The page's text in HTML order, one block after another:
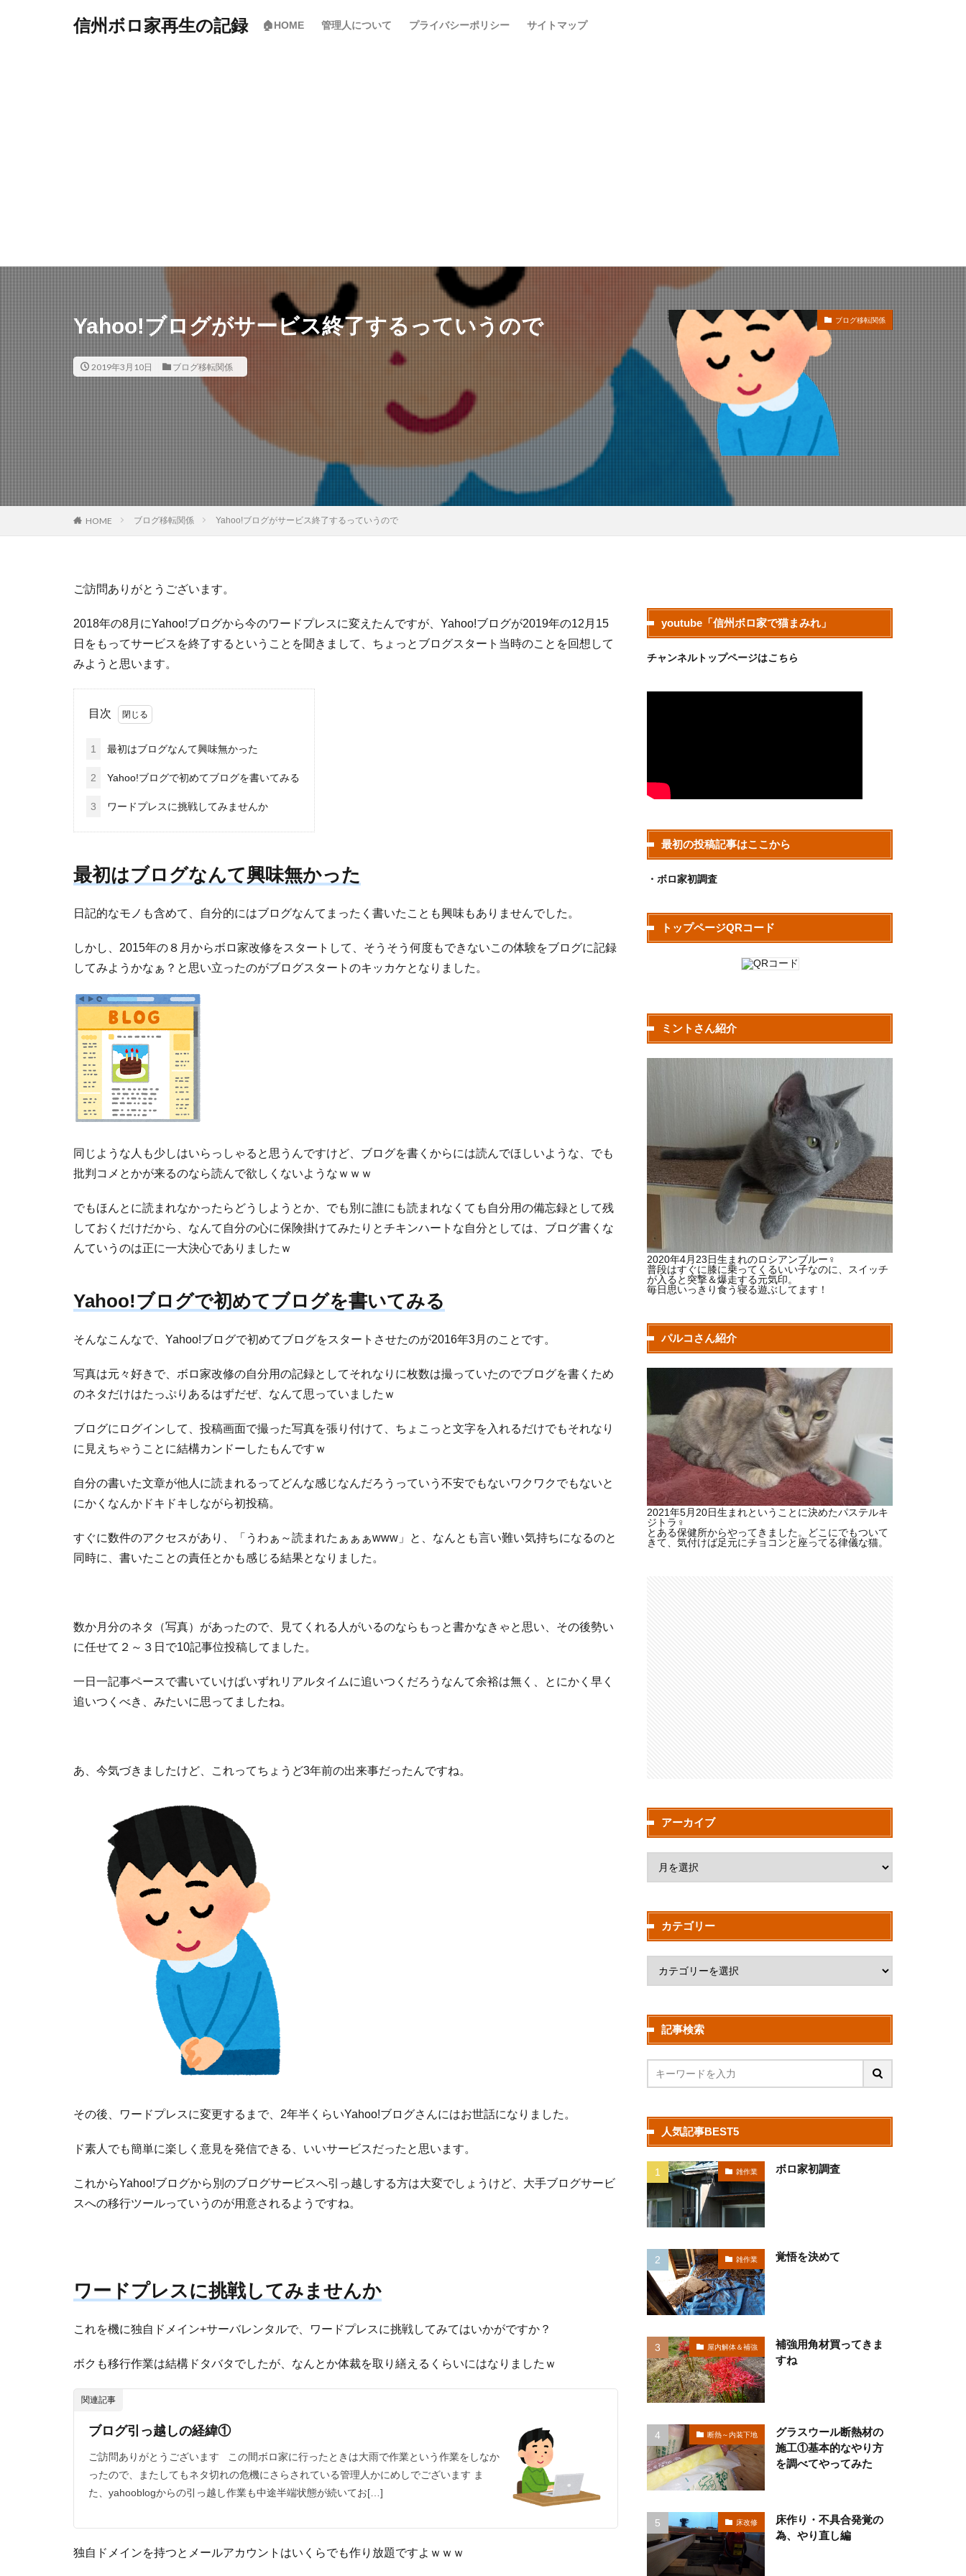
信州ボロ家再生の記録 🏠HOME 管理人について プライバシーポリシー サイトマップ
Yahoo!ブログがサービス終了するっていうので
2019年3月10日 ブログ移転関係
ブログ移転関係
HOME ブログ移転関係 Yahoo!ブログがサービス終了するっていうので
ご訪問ありがとうございます。
2018年の8月にYahoo!ブログから今のワードプレスに変えたんですが、Yahoo!ブログが2019年の12月15
日をもってサービスを終了するということを聞きまして、ちょっとブログスタート当時のことを回想して
みようと思います。
目次
1 最初はブログなんて興味無かった
2 Yahoo!ブログで初めてブログを書いてみる
3 ワードプレスに挑戦してみませんか
最初はブログなんて興味無かった
日記的なモノも含めて、自分的にはブログなんてまったく書いたことも興味もありませんでした。
しかし、2015年の８月からボロ家改修をスタートして、そうそう何度もできないこの体験をブログに記録
してみようかなぁ？と思い立ったのがブログスタートのキッカケとなりました。
同じような人も少しはいらっしゃると思うんですけど、ブログを書くからには読んでほしいような、でも
批判コメとかが来るのなら読んで欲しくないようなｗｗｗ
でもほんとに読まれなかったらどうしようとか、でも別に誰にも読まれなくても自分用の備忘録として残
しておくだけだから、なんて自分の心に保険掛けてみたりとチキンハートな自分としては、ブログ書くな
んていうのは正に一大決心でありましたｗ
Yahoo!ブログで初めてブログを書いてみる
そんなこんなで、Yahoo!ブログで初めてブログをスタートさせたのが2016年3月のことです。
写真は元々好きで、ボロ家改修の自分用の記録としてそれなりに枚数は撮っていたのでブログを書くため
のネタだけはたっぷりあるはずだぜ、なんて思っていましたｗ
ブログにログインして、投稿画面で撮った写真を張り付けて、ちょこっと文字を入れるだけでもそれなり
に見えちゃうことに結構カンドーしたもんですｗ
自分の書いた文章が他人に読まれるってどんな感じなんだろうっていう不安でもないワクワクでもないと
にかくなんかドキドキしながら初投稿。
すぐに数件のアクセスがあり、「うわぁ～読まれたぁぁぁwww」と、なんとも言い難い気持ちになるのと
同時に、書いたことの責任とかも感じる結果となりました。
数か月分のネタ（写真）があったので、見てくれる人がいるのならもっと書かなきゃと思い、その後勢い
に任せて２～３日で10記事位投稿してました。
一日一記事ペースで書いていけばいずれリアルタイムに追いつくだろうなんて余裕は無く、とにかく早く
追いつくべき、みたいに思ってましたね。
あ、今気づきましたけど、これってちょうど3年前の出来事だったんですね。
その後、ワードプレスに変更するまで、2年半くらいYahoo!ブログさんにはお世話になりました。
ド素人でも簡単に楽しく意見を発信できる、いいサービスだったと思います。
これからYahoo!ブログから別のブログサービスへ引っ越しする方は大変でしょうけど、大手ブログサービ
スへの移行ツールっていうのが用意されるようですね。
ワードプレスに挑戦してみませんか
これを機に独自ドメイン+サーバレンタルで、ワードプレスに挑戦してみてはいかがですか？
ボクも移行作業は結構ドタバタでしたが、なんとか体裁を取り繕えるくらいにはなりましたｗ
関連記事
ブログ引っ越しの経緯①
ご訪問ありがとうございます この間ボロ家に行ったときは大雨で作業という作業をしなか
ったので、またしてもネタ切れの危機にさらされている管理人かにめしでございます ま
た、yahooblogからの引っ越し作業も中途半端状態が続いてお[…]
独自ドメインを持つとメールアカウントはいくらでも作り放題ですよｗｗｗ
youtube「信州ボロ家で猫まみれ」
チャンネルトップページはこちら
最初の投稿記事はここから
・ボロ家初調査
トップページQRコード
ミントさん紹介
2020年4月23日生まれのロシアンブルー♀
普段はすぐに膝に乗ってくるいい子なのに、スイッチ
が入ると突撃＆爆走する元気印。
毎日思いっきり食う寝る遊ぶしてます！
パルコさん紹介
2021年5月20日生まれということに決めたパステルキ
ジトラ♀
とある保健所からやってきました。どこにでもついて
きて、気付けば足元にチョコンと座ってる律儀な猫。
アーカイブ
カテゴリー
記事検索
人気記事BEST5
雑作業 ボロ家初調査
雑作業 覚悟を決めて
屋内解体＆補強
補強用角材買ってきま
すね
断熱～内装下地
グラスウール断熱材の
施工①基本的なやり方
を調べてやってみた
床改修
床作り・不具合発覚の
為、やり直し編